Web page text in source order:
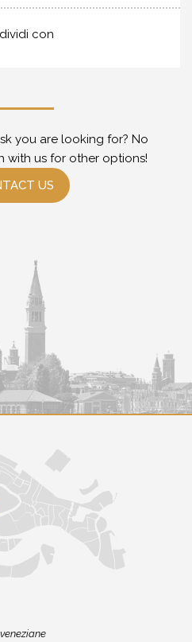
con
you are looking for? No
with us for other options!
US